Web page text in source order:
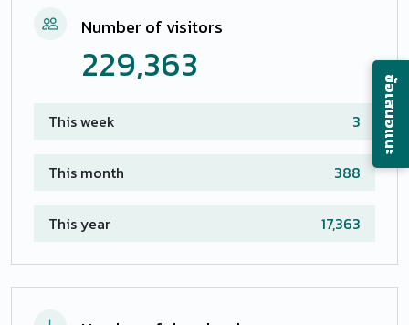
Number of visitors
229,363
This week 3
This month 388
This year 17,363
ข้อเสนอแนะ